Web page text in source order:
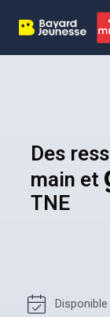
contenu
Des
main et
TNE
Panneau de